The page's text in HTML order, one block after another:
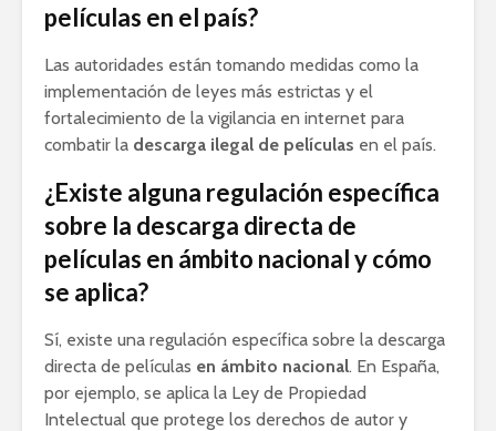
películas en el país?
Las autoridades están tomando medidas como la
implementación de leyes más estrictas y el
fortalecimiento de la vigilancia en internet para
combatir la descarga ilegal de películas en el país.
¿Existe alguna regulación específica
sobre la descarga directa de
películas en ámbito nacional y cómo
se aplica?
Sí, existe una regulación específica sobre la descarga
directa de películas en ámbito nacional. En España,
por ejemplo, se aplica la Ley de Propiedad
Intelectual que protege los derechos de autor y